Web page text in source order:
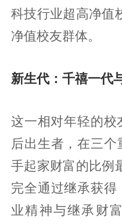
科技行业超高净值
净值校友群体。
新生代：千禧一代
这一相对年轻的
后出生者，在三个
手起家财富的比例
完全通过继承获得
业精神与继承财